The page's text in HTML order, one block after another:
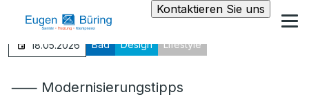
Kontaktieren Sie uns
18.05.2026 Bad Design Lifestyle
⸺ Modernisierungstipps